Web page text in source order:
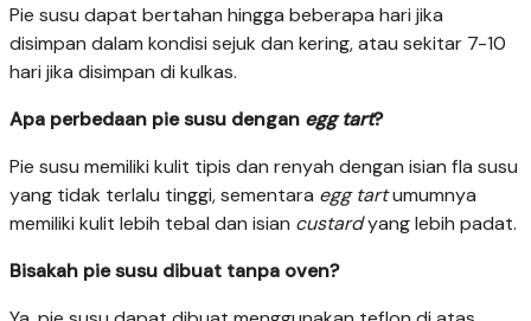
Pie susu dapat bertahan hingga beberapa hari jika
disimpan dalam kondisi sejuk dan kering, atau sekitar 7-10
hari jika disimpan di kulkas.
Apa perbedaan pie susu dengan egg tart?
Pie susu memiliki kulit tipis dan renyah dengan isian fla susu
yang tidak terlalu tinggi, sementara egg tartumumnya
memiliki kulit lebih tebal dan isian custardyang lebih padat.
Bisakah pie susu dibuat tanpa oven?